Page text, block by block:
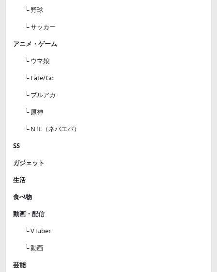
└ 野球
└ サッカー
アニメ・ゲーム
└ ウマ娘
└ Fate/Go
└ ブルアカ
└ 原神
└ NTE（ネバエバ）
SS
ガジェット
生活
食べ物
動画・配信
└ VTuber
└ 動画
芸能